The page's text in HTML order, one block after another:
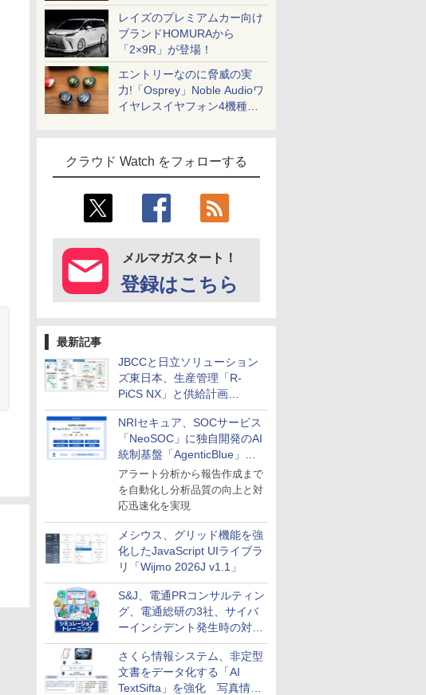
レイズのプレミアムカー向け
ブランドHOMURAから
「2×9R」が登場！
エントリーなのに脅威の実
力!「Osprey」Noble Audioワ
イヤレスイヤフォン4機種を
クラウド Watch をフォローする
メルマガスタート！
登録はこちら
最新記事
JBCCと日立ソリューション
ズ東日本、生産管理「R-
PiCS NX」と供給計画
「scSQUARE ISP」の連携サ
ービスを提供開始
NRIセキュア、SOCサービス
「NeoSOC」に独自開発のAI
統制基盤「AgenticBlue」を
導入
アラート分析から報告作成まで
を自動化し分析品質の向上と対
応迅速化を実現
メシウス、グリッド機能を強
化したJavaScript UIライブラ
リ「Wijmo 2026J v1.1」
S&J、電通PRコンサルティン
グ、電通総研の3社、サイバ
ーインシデント発生時の対応
と危機管理広報を一体的に訓
練するプログラムを提供
さくら情報システム、非定型
文書をデータ化する「AI
TextSifta」を強化 写真情報